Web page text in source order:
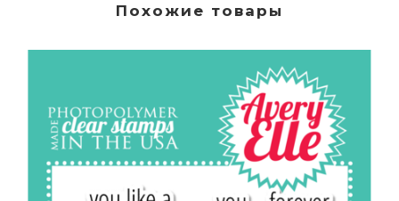
Похожие товары